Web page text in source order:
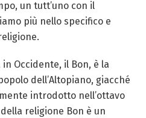
un tutt’uno con il
più nello specifico e
Occidente, il Bon, è la
dell’Altopiano, giacché
introdotto nell’ottavo
religione Bon è un